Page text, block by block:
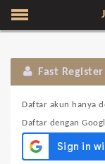
Fast Register
Daftar akun hanya
Daftar dengan